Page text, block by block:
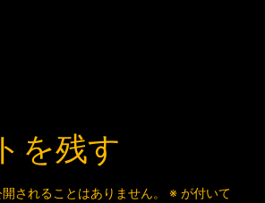
を残す
されることはありません。 ※が付いて